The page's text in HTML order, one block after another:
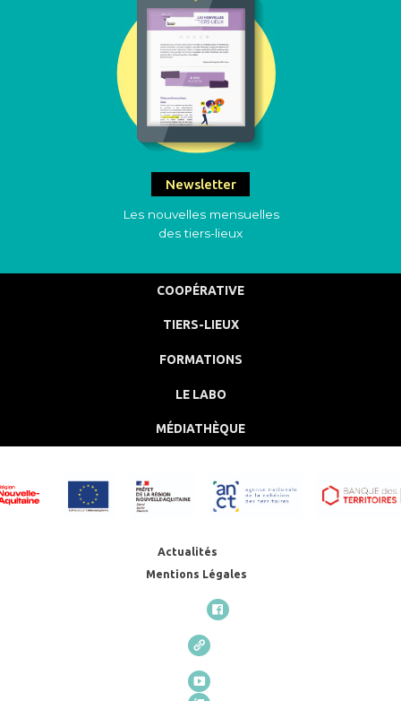
Newsletter
Les nouvelles mensuelles
des tiers-lieux
COOPÉRATIVE
TIERS-LIEUX
FORMATIONS
LE LABO
MÉDIATHÈQUE
Actualités
Mentions Légales